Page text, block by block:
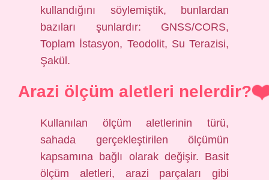
kullandığını söylemiştik, bunlardan
bazıları şunlardır: GNSS/CORS,
Toplam İstasyon, Teodolit, Su Terazisi,
Şakül.
Arazi ölçüm aletleri nelerdir?
Kullanılan ölçüm aletlerinin türü,
sahada gerçekleştirilen ölçümün
kapsamına bağlı olarak değişir. Basit
ölçüm aletleri, arazi parçaları gibi